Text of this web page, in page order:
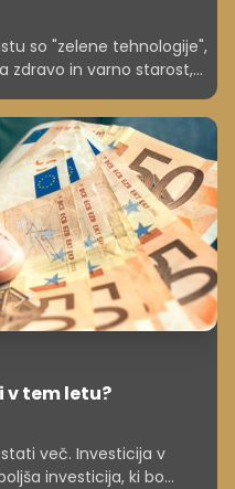
so "zelene tehnologije",
zdravo in varno starost,
ki se ukvarjajo z zdravim
pravi prva ženska
v tem letu?
več. Investicija v
investicija, ki bo